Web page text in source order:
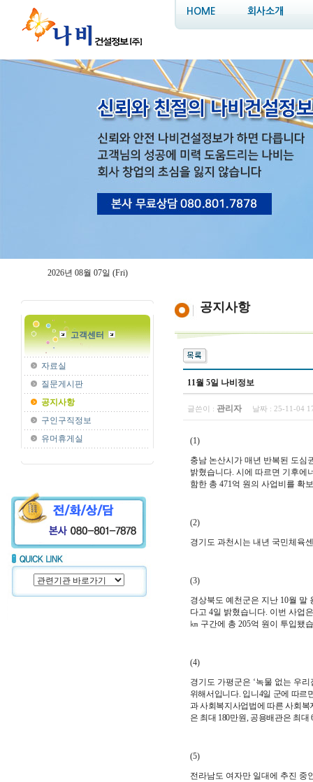
HOME 회사소개
2026년 08월 07일 (Fri)
고객센터
자료실
질문게시판
공지사항
구인구직정보
유머휴게실
공지사항
11월 5일 나비정보
글쓴이 : 관리자 날짜 : 25-11-04
(1)
충남 논산시가 매년 반복된 도심
밝혔습니다. 시에 따르면 기후에
함한 총 471억 원의 사업비를 확
(2)
경기도 과천시는 내년 국민체육
(3)
경상북도 예천군은 지난 10월 말
다고 4일 밝혔습니다. 이번 사업
㎞ 구간에 총 205억 원이 투입됐
(4)
경기도 가평군은 ‘녹물 없는 우
위해서입니다. 입니 4일 군에 따르
과 사회복지사업법에 따른 사회
은 최대 180만원, 공용배관은 최
(5)
전라남도 여자만 일대에 추진 중